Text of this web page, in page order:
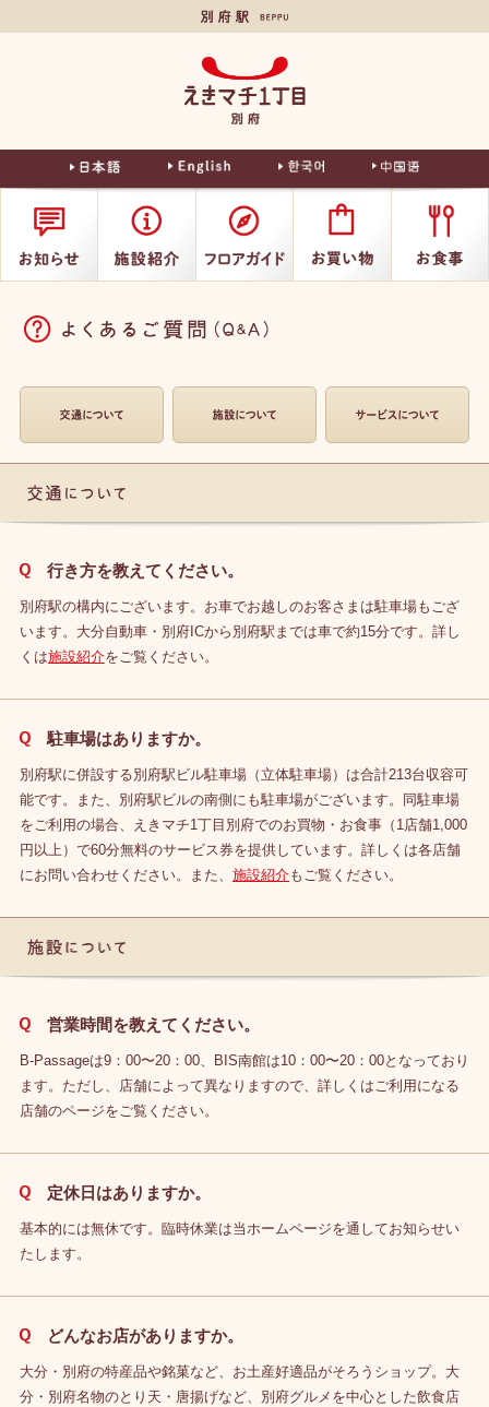
別府駅
えきマチ
1丁目別
行き方を教えてください。
別府駅の構内にございます。お車でお越しのお客さまは駐車場もござ
います。大分自動車・別府ICから別府駅までは車で約15分です。詳し
くは施設紹介をご覧ください。
駐車場はありますか。
別府駅に併設する別府駅ビル駐車場（立体駐車場）は合計213台収容可
能です。また、 別府駅ビルの南側にも駐車場がございます。同駐車場
をご利用の場合、えきマチ1丁目別府でのお買物・お食事（1店舗1,000
円以上）で60分無料のサービス券を提供しています。詳しくは各店舗
にお問い合わせください。また、 施設紹介もご覧ください。
営業時間を教えてください。
B-Passageは9：00〜20：00、BIS南館は10：00〜20：00となっており
ます。ただし、店舗によって異なりますので、詳しくはご利用になる
店舗のページをご覧ください。
定休日はありますか。
基本的には無休です。臨時休業は当ホームページを通してお知らせい
たします。
どんなお店がありますか。
大分・別府の特産品や銘菓など、お土産好適品がそろうショップ。大
分・別府名物のとり天・唐揚げなど、別府グルメを中心とした飲食店